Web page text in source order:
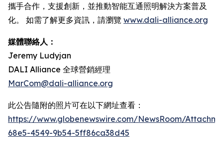
攜手合作，支援創新，並推動智能互通照明解決方案普及
化。 如需了解更多資訊，請瀏覽 www.dali-alliance.org
媒體聯絡人：
Jeremy Ludyjan
DALI Alliance 全球營銷經理
MarCom@dali-alliance.org
此公告隨附的照片可在以下網址查看：
https://www.globenewswire.com/NewsRoom/
68e5-4549-9b54-5ff86ca38d45